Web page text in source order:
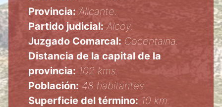
Provincia: Alicante.
Partido judicial: Alcoy.
Juzgado Comarcal: Cocentaina.
Distancia de la capital de la
provincia: 102 kms.
Población: 48 habitantes.
Superficie del término: 10 km.